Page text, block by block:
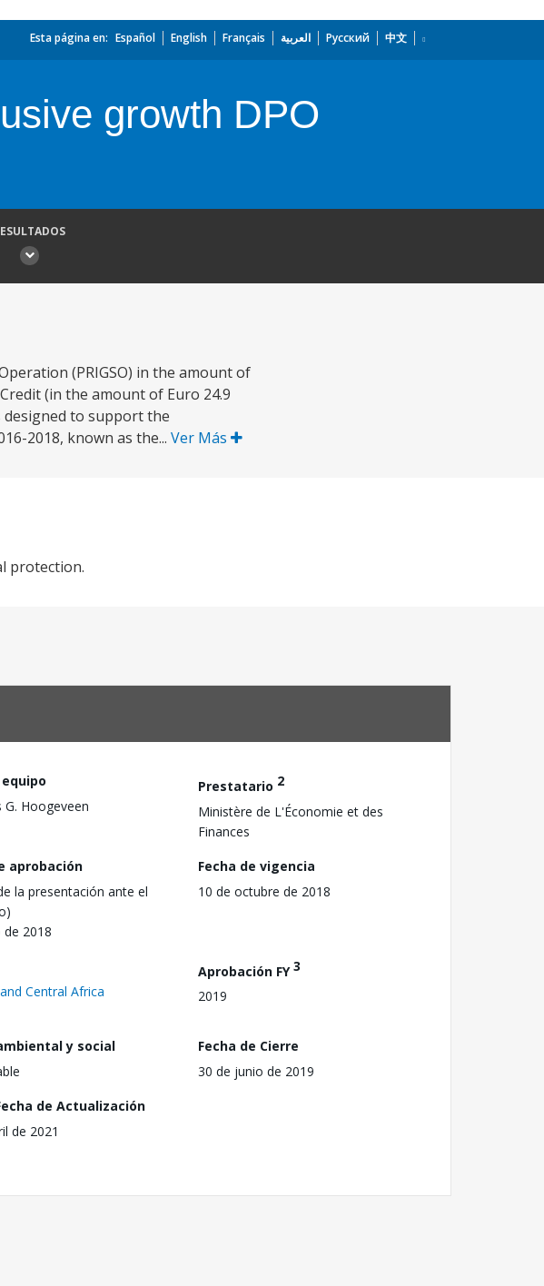
Esta página en: Español English Français العربية Русский 中文
growth DPO
(PRIGSO) in the amount of
(in the amount of Euro 24.9
designed to support the
2018, known as the... Ver Más
protection.
G. Hoogeveen
Prestatario 2
Ministère de L'Économie et des
Finances
aprobación
la presentación ante el
2018
Fecha de vigencia
10 de octubre de 2018
Central Africa
Aprobación FY3
2019
y social
Fecha de Cierre
30 de junio de 2019
de Actualización
de 2021